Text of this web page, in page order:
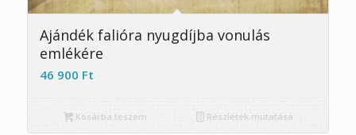
Ajándék falióra nyugdíjba vonulás
emlékére
46 900 Ft
Kosárba teszem Részletek mutatása